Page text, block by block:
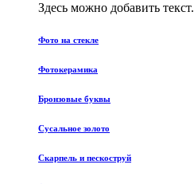
Здесь можно добавить текст.
Фото на стекле
Фотокерамика
Бронзовые буквы
Сусальное золото
Скарпель и пескоструй